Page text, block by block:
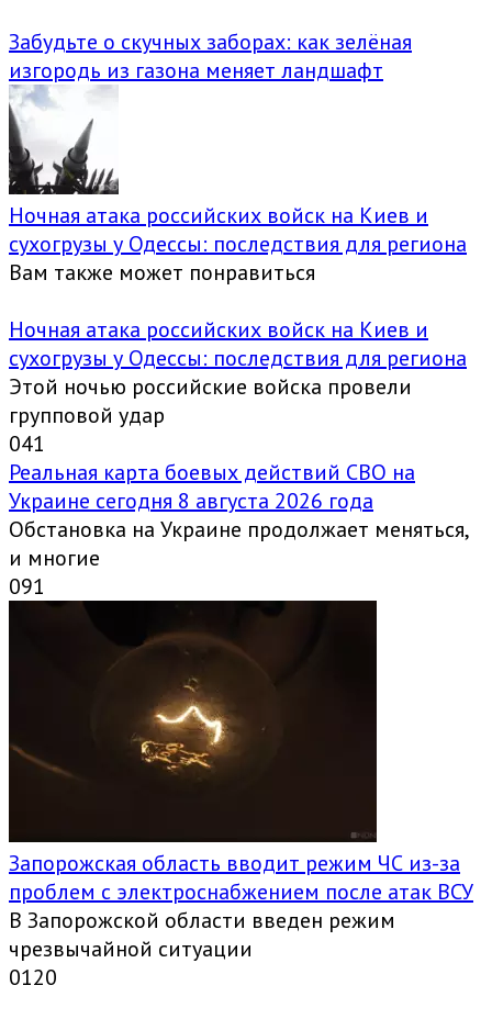
Забудьте о скучных заборах: как зелёная
изгородь из газона меняет ландшафт
Ночная атака российских войск на Киев и
сухогрузы у Одессы: последствия для региона
Вам также может понравиться
Ночная атака российских войск на Киев и
сухогрузы у Одессы: последствия для региона
Этой ночью российские войска провели
групповой удар
041
Реальная карта боевых действий СВО на
Украине сегодня 8 августа 2026 года
Обстановка на Украине продолжает меняться,
и многие
091
Запорожская область вводит режим ЧС из-за
проблем с электроснабжением после атак ВСУ
В Запорожской области введен режим
чрезвычайной ситуации
0120